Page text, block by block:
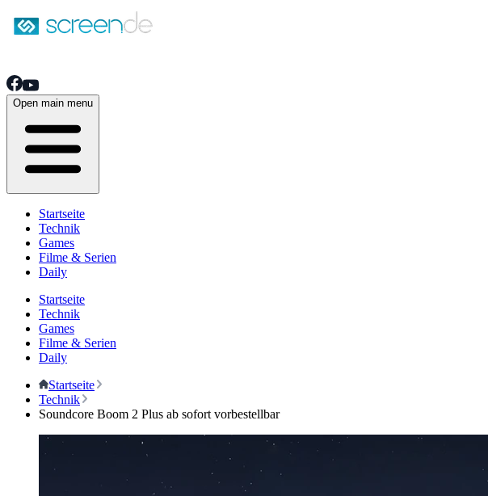
Open main menu
Startseite
Technik
Games
Filme & Serien
Daily
Startseite
Technik
Games
Filme & Serien
Daily
Startseite
Technik
Soundcore Boom 2 Plus ab sofort vorbestellbar